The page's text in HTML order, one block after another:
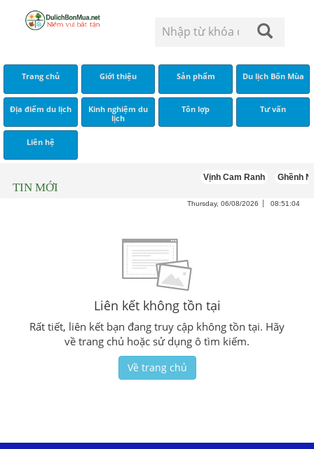
Trang chủ Giới thiệu Sản phẩm Du lịch Bốn Mùa
Địa điểm du lịch
Kinh nghiệm du
lịch
Tôn lợp Tư vấn
Liên hệ
TIN MỚI
Vịnh Cam Ranh Ghềnh
Thursday, 06/08/2026 08:51:04
Liên kết không tồn tại
Rất tiết, liên kết bạn đang truy cập không tồn tại. Hãy
về trang chủ hoặc sử dụng ô tìm kiếm.
Về trang chủ